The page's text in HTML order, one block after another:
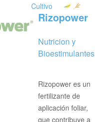
Rizopower
Nutricion y
Bioestimulantes
Rizopower es un
fertilizante de
aplicación foliar,
que contribuye a
Cultivo